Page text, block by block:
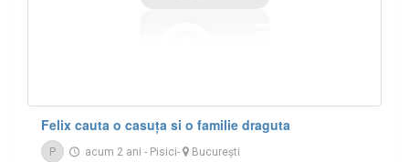
Felix cauta o casuța si o familie draguta
P acum 2 ani - Pisici- București